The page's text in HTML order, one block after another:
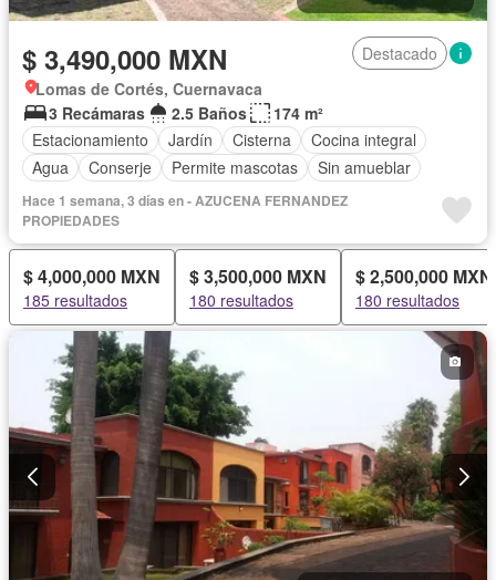
$ 3,490,000 MXN
Destacado
Lomas de Cortés, Cuernavaca
3 Recámaras
2.5 Baños
174 m²
Estacionamiento
Jardín Cisterna
Cocina integral
Agua
Conserje Permite mascotas Sin amueblar
Hace 1 semana, 3 días en - AZUCENA FERNANDEZ
PROPIEDADES
$ 4,000,000 MXN
185 resultados
$ 3,500,000 MXN
180 resultados
$ 2,500,000 MXN
180 resultados